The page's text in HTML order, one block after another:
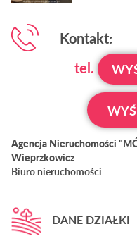
Kontakt:
tel.
Agencja Nieruchomości
Wieprzkowicz
Biuro nieruchomości
DANE DZIAŁKI